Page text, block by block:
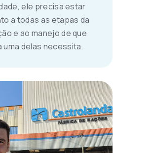
ele precisa estar
a todas as etapas da
e ao manejo de que
uma delas necessita.